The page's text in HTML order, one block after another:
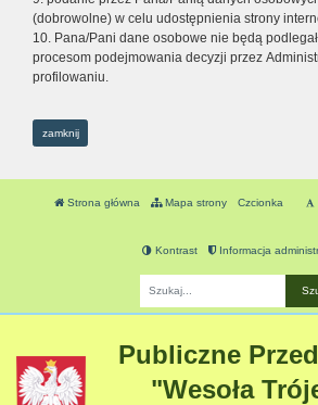
(dobrowolne) w celu udostępnienia strony
10. Pana/Pani dane osobowe nie będą
procesom podejmowania decyzji przez
profilowaniu.
zamknij
Strona główna Mapa strony Czcionka
Kontrast Informacja
Publiczne
"Wesoła